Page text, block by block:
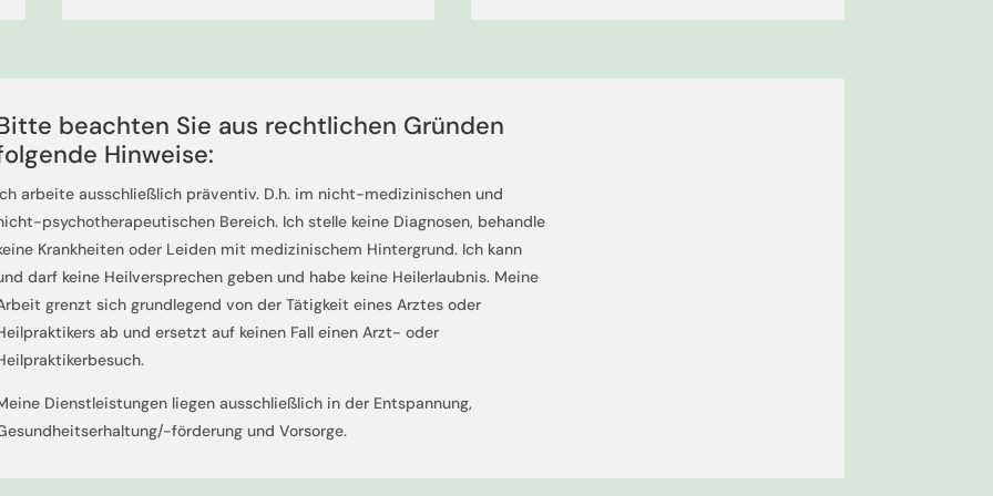
beachten Sie aus rechtlichen Gründen
Hinweise:
arbeite ausschließlich präventiv. D.h. im nicht-medizinischen und
psychotherapeutischen Bereich. Ich stelle keine Diagnosen, behandle
Krankheiten oder Leiden mit medizinischem Hintergrund. Ich kann
darf keine Heilversprechen geben und habe keine Heilerlaubnis. Meine
grenzt sich grundlegend von der Tätigkeit eines Arztes oder
ab und ersetzt auf keinen Fall einen Arzt- oder
Dienstleistungen liegen ausschließlich in der Entspannung,
förderung und Vorsorge.